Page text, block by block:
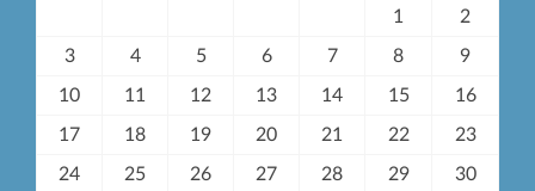
1 2
3 4 5 6 7 8 9
10 11 12 13 14 15 16
17 18 19 20 21 22 23
24 25 26 27 28 29 30